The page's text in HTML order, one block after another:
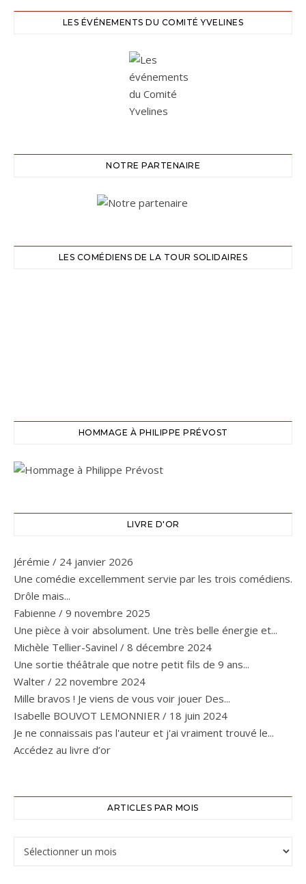
LES ÉVÉNEMENTS DU COMITÉ YVELINES
NOTRE PARTENAIRE
LES COMÉDIENS DE LA TOUR SOLIDAIRES
HOMMAGE À PHILIPPE PRÉVOST
LIVRE D'OR
Jérémie / 24 janvier 2026
Une comédie excellemment servie par les trois comédiens.
Drôle mais...
Fabienne / 9 novembre 2025
Une pièce à voir absolument. Une très belle énergie et...
Michèle Tellier-Savinel / 8 décembre 2024
Une sortie théâtrale que notre petit fils de 9 ans...
Walter / 22 novembre 2024
Mille bravos ! Je viens de vous voir jouer Des...
Isabelle BOUVOT LEMONNIER / 18 juin 2024
Je ne connaissais pas l'auteur et j'ai vraiment trouvé le...
Accédez au livre d’or
ARTICLES PAR MOIS